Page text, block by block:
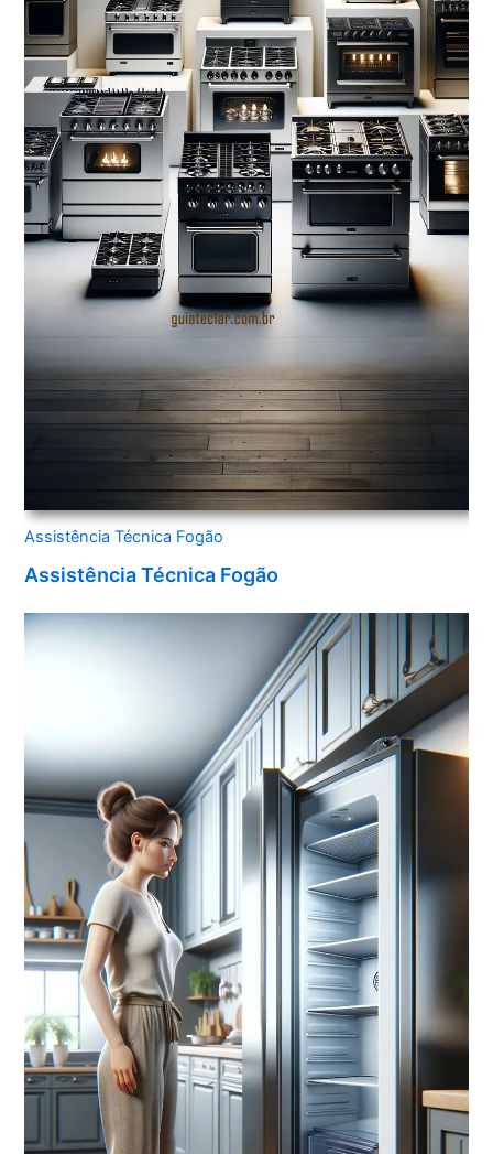
Assistência Técnica Fogão
Assistência Técnica Fogão